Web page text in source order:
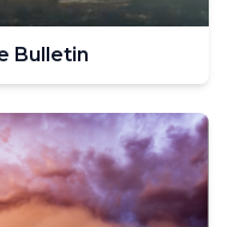
Bulletin